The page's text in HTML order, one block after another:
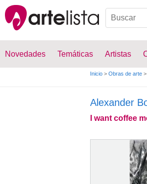
Novedades Temáticas Artistas
Inicio > Obras de arte >
Alexander
I want coffee